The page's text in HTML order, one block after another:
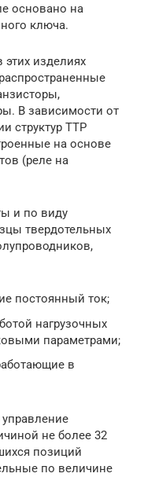
основано на
ключа.
изделиях
В зависимости от
структур ТТР
на основе
(реле на
и по виду
твердотельных
постоянный ток;
нагрузочных
параметрами;
в
не более 32
позиций
по величине